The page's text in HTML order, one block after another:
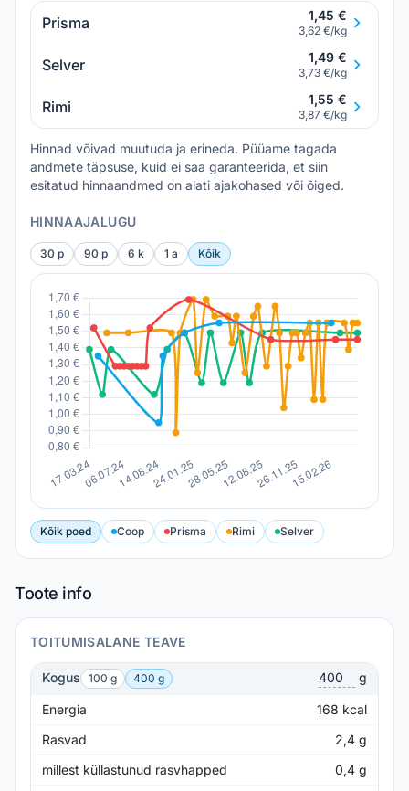
Prisma 1,45 €
3,62 €/kg
Selver 1,49 €
3,73 €/kg
Rimi 1,55 €
3,87 €/kg
Hinnad võivad muutuda ja erineda. Püüame tagada
andmete täpsuse, kuid ei saa garanteerida, et siin
esitatud hinnaandmed on alati ajakohased või õiged.
HINNAAJALUGU
30 p 90 p 6 k 1 a Kõik
Kõik poed Coop Prisma Rimi Selver
Toote info
TOITUMISALANE TEAVE
Kogus 100 g 400 g g
Energia 168 kcal
Rasvad
2,4 g
millest küllastunud rasvhapped
0,4 g